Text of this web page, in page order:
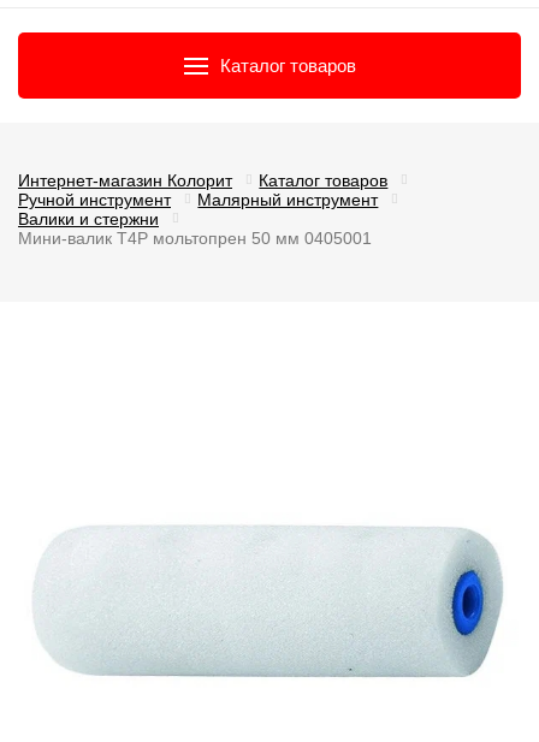
Каталог товаров
Интернет-магазин Колорит
Каталог товаров
Ручной инструмент
Малярный инструмент
Валики и стержни
Мини-валик T4P мольтопрен 50 мм 0405001